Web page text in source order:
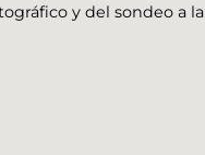
y del sondeo a